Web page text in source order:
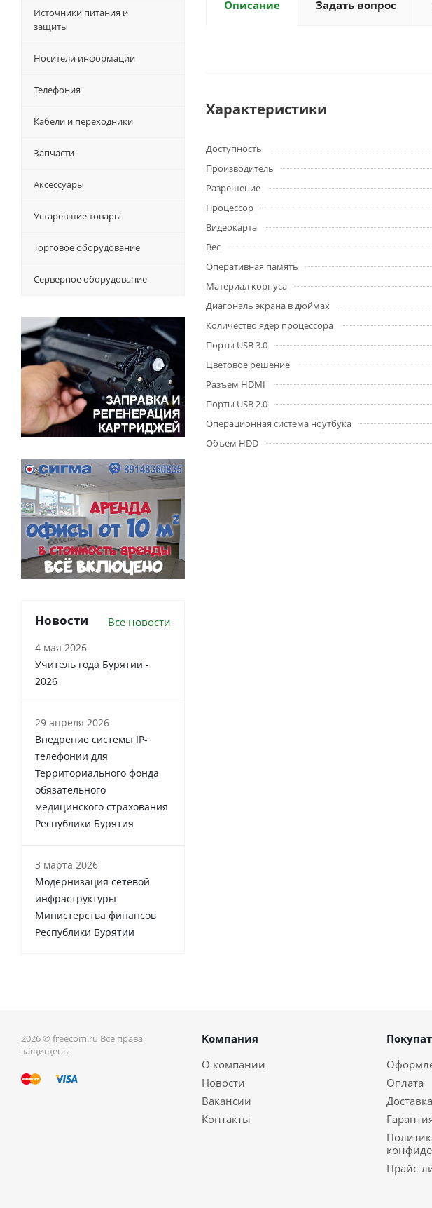
Описание Задать вопрос
Характеристики
Доступность
Производитель
Разрешение
Процессор
Видеокарта
Вес
Оперативная память
Материал корпуса
Диагональ экрана в дюймах
Количество ядер процессора
Порты USB 3.0
Цветовое решение
Разъем HDMI
Порты USB 2.0
Операционная система ноутбука
Объем HDD
Источники питания и
защиты
Носители информации
Телефония
Кабели и переходники
Запчасти
Аксессуары
Устаревшие товары
Торговое оборудование
Серверное оборудование
Новости Все новости
4 мая 2026
Учитель года Бурятии -
2026
29 апреля 2026
Внедрение системы IP-
телефонии для
Территориального фонда
обязательного
медицинского страхования
Республики Бурятия
3 марта 2026
Модернизация сетевой
инфраструктуры
Министерства финансов
Республики Бурятии
2026 © freecom.ru Все права
защищены
Компания
О компании
Новости
Вакансии
Контакты
Оплата
Доставка
Прайс-